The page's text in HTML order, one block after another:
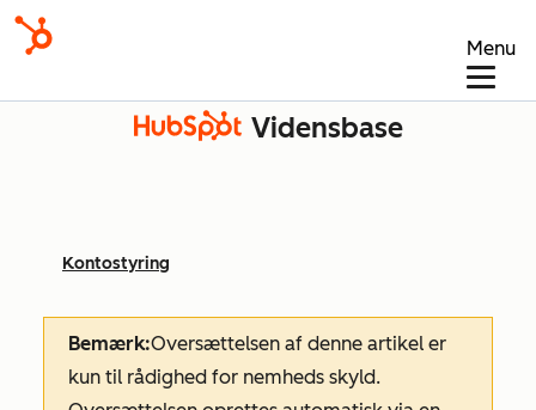
Menu
Vidensbase
Kontostyring
Bemærk:Oversættelsen af denne artikel er
kun til rådighed for nemheds skyld.